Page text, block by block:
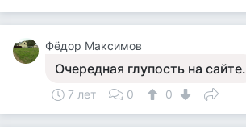
Фёдор Максимов
Очередная глупость на сайте.
7 лет 0 0